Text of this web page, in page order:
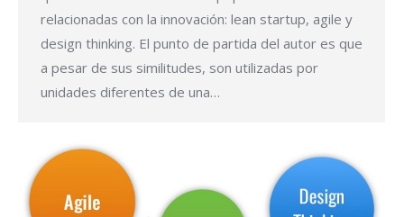
relacionadas con la innovación: lean startup, agile y
design thinking. El punto de partida del autor es que
a pesar de sus similitudes, son utilizadas por
unidades diferentes de una…